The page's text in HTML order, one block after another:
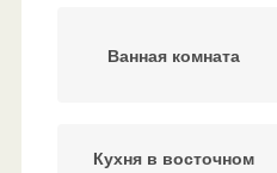
Ванная комната
Кухня в восточном